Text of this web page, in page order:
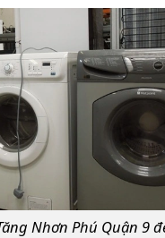
Nhơn Phú Quận 9